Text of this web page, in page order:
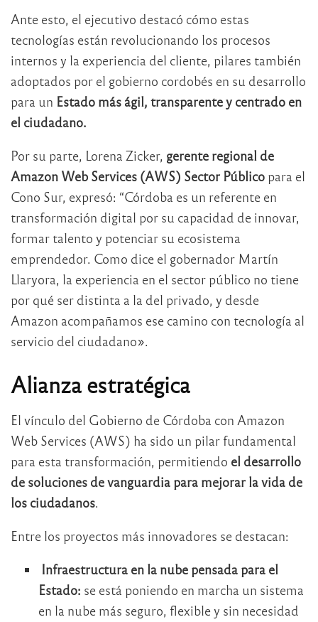
Ante esto, el ejecutivo destacó cómo estas
tecnologías están revolucionando los procesos
internos y la experiencia del cliente, pilares también
adoptados por el gobierno cordobés en su desarrollo
para un Estado más ágil, transparente y centrado en
el ciudadano.
Por su parte, Lorena Zicker, gerente regional de
Amazon Web Services (AWS) Sector Público para el
Cono Sur, expresó: “Córdoba es un referente en
transformación digital por su capacidad de innovar,
formar talento y potenciar su ecosistema
emprendedor. Como dice el gobernador Martín
Llaryora, la experiencia en el sector público no tiene
por qué ser distinta a la del privado, y desde
Amazon acompañamos ese camino con tecnología al
servicio del ciudadano».
Alianza estratégica
El vínculo del Gobierno de Córdoba con Amazon
Web Services (AWS) ha sido un pilar fundamental
para esta transformación, permitiendo el desarrollo
de soluciones de vanguardia para mejorar la vida de
los ciudadanos.
Entre los proyectos más innovadores se destacan:
Infraestructura en la nube pensada para el
Estado: se está poniendo en marcha un sistema
en la nube más seguro, flexible y sin necesidad